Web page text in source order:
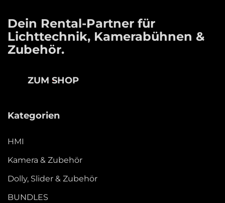
Dein Rental-Partner für
Lichttechnik, Kamerabühnen &
Zubehör.
ZUM SHOP
Kategorien
HMI
Kamera & Zubehör
Dolly, Slider & Zubehör
BUNDLES